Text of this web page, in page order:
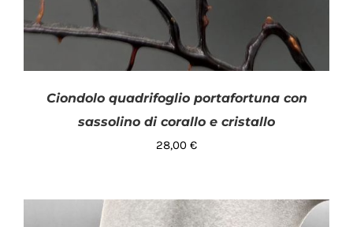
Ciondolo quadrifoglio portafortuna con
sassolino di corallo e cristallo
28,00 €